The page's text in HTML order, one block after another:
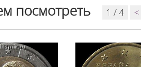
посмотреть 1 / 4 <